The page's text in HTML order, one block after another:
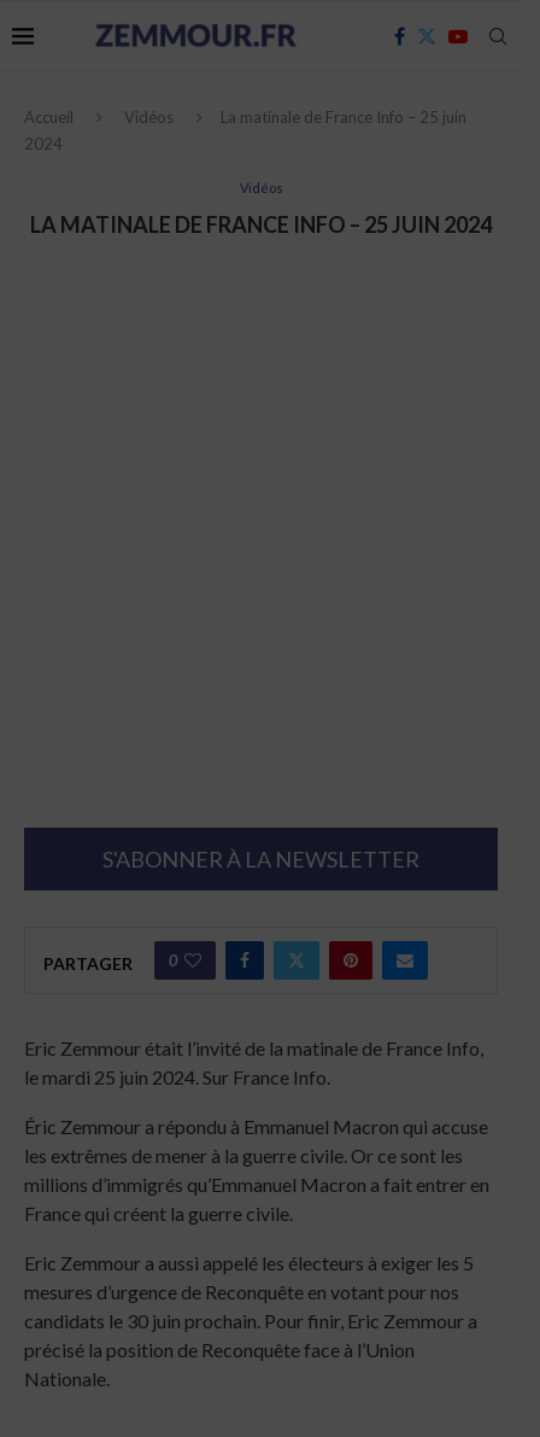
Accueil Vidéos
La matinale de France Info – 25 juin
2024
Vidéos
LA MATINALE DE FRANCE INFO – 25 JUIN 2024
S'ABONNER À LA NEWSLETTER
PARTAGER 0
Eric Zemmour était l’invité de la matinale de France Info,
le mardi 25 juin 2024. Sur France Info.
Éric Zemmour a répondu à Emmanuel Macron qui accuse
les extrêmes de mener à la guerre civile. Or ce sont les
millions d’immigrés qu’Emmanuel Macron a fait entrer en
France qui créent la guerre civile.
Eric Zemmour a aussi appelé les électeurs à exiger les 5
mesures d’urgence de Reconquête en votant pour nos
candidats le 30 juin prochain. Pour finir, Eric Zemmour a
précisé la position de Reconquête face à l’Union
Nationale.